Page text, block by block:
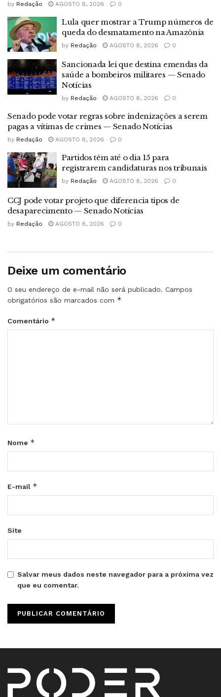
by Redação AGOSTO 8, 2026 0
Lula quer mostrar a Trump números de
queda do desmatamento na Amazônia
by Redação AGOSTO 8, 2026 0
Sancionada lei que destina emendas da
saúde a bombeiros militares — Senado
Notícias
by Redação AGOSTO 8, 2026 0
Senado pode votar regras sobre indenizações a serem
pagas a vítimas de crimes — Senado Notícias
by Redação AGOSTO 8, 2026 0
Partidos têm até o dia 15 para
registrarem candidaturas nos tribunais
by Redação AGOSTO 8, 2026 0
CCJ pode votar projeto que diferencia tipos de
desaparecimento — Senado Notícias
by Redação AGOSTO 8, 2026 0
Deixe um comentário
O seu endereço de e-mail não será publicado. Campos
obrigatórios são marcados com *
Comentário *
Nome *
E-mail *
Site
Salvar meus dados neste navegador para a próxima vez
que eu comentar.